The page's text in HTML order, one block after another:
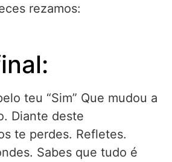
rezamos:
teu “Sim” Que mudou a
Diante deste
te perdes. Refletes.
Sabes que tudo é